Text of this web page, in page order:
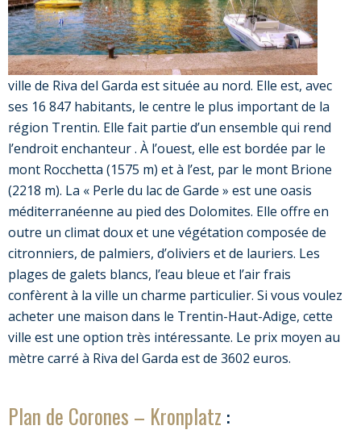
ville de Riva del Garda est située au nord. Elle est, avec
ses 16 847 habitants, le centre le plus important de la
région Trentin. Elle fait partie d’un ensemble qui rend
l’endroit enchanteur . À l’ouest, elle est bordée par le
mont Rocchetta (1575 m) et à l’est, par le mont Brione
(2218 m). La « Perle du lac de Garde » est une oasis
méditerranéenne au pied des Dolomites. Elle offre en
outre un climat doux et une végétation composée de
citronniers, de palmiers, d’oliviers et de lauriers. Les
plages de galets blancs, l’eau bleue et l’air frais
confèrent à la ville un charme particulier. Si vous voulez
acheter une maison dans le Trentin-Haut-Adige, cette
ville est une option très intéressante. Le prix moyen au
mètre carré à Riva del Garda est de 3602 euros.
Plan de Corones – Kronplatz :